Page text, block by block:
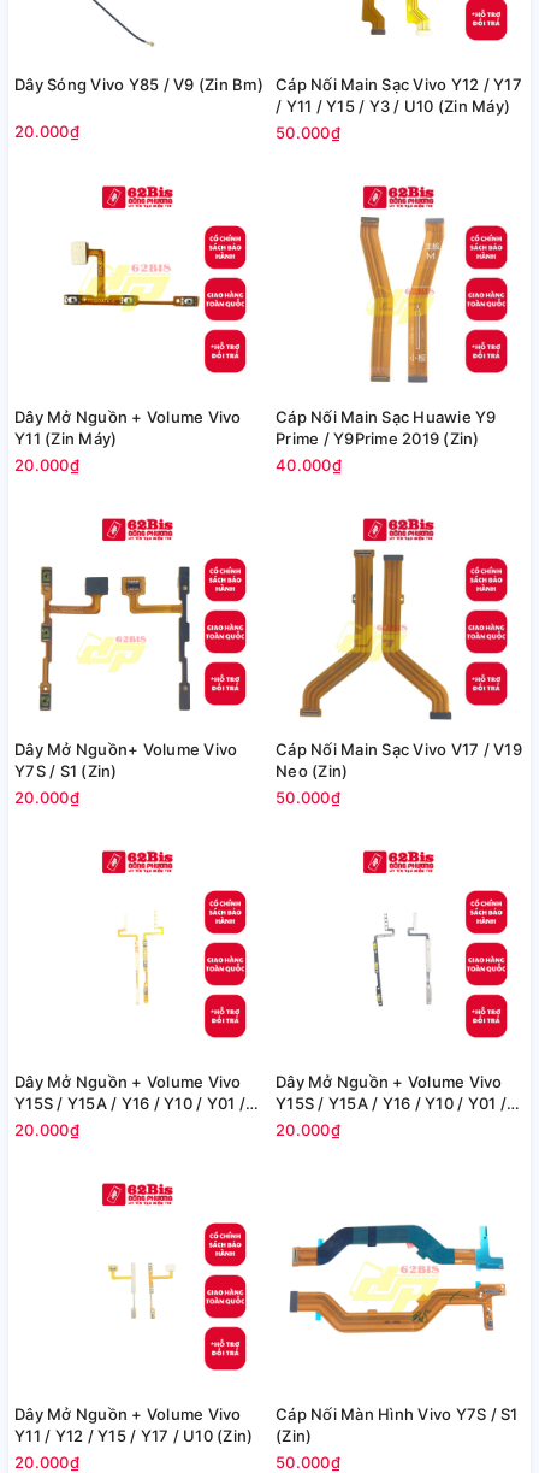
Dây Sóng Vivo Y85 / V9 (Zin Bm)
20.000₫
Cáp Nối Main Sạc Vivo Y12 / Y17
/ Y11 / Y15 / Y3 / U10 (Zin Máy)
50.000₫
Dây Mở Nguồn + Volume Vivo
Y11 (Zin Máy)
20.000₫
Cáp Nối Main Sạc Huawie Y9
Prime / Y9Prime 2019 (Zin)
40.000₫
Dây Mở Nguồn+ Volume Vivo
Y7S / S1 (Zin)
20.000₫
Cáp Nối Main Sạc Vivo V17 / V19
Neo (Zin)
50.000₫
Dây Mở Nguồn + Volume Vivo
Y15S / Y15A / Y16 / Y10 / Y01 /
Y02S (Zin)
20.000₫
Dây Mở Nguồn + Volume Vivo
Y15S / Y15A / Y16 / Y10 / Y01 /
Y02S (Zin)
20.000₫
Dây Mở Nguồn + Volume Vivo
Y11 / Y12 / Y15 / Y17 / U10 (Zin)
20.000₫
Cáp Nối Màn Hình Vivo Y7S / S1
(Zin)
50.000₫